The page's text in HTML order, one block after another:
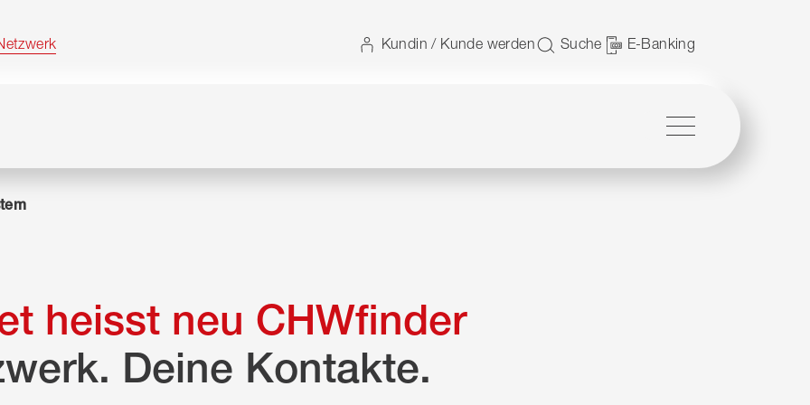
Kundin / Kunde werden Suche E-Banking
heisst neu CHWfinder
Deine Kontakte.